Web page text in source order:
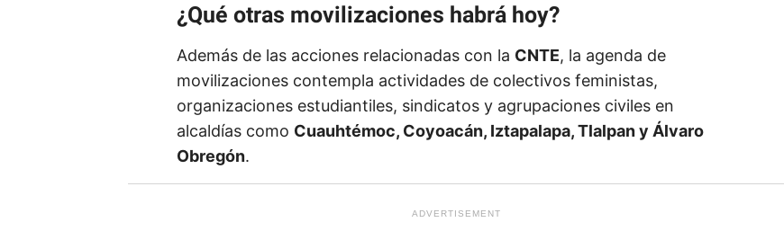
u
m
a
i
l
¿Qué otras movilizaciones habrá hoy?
Además de las acciones relacionadas con la CNTE, la agenda de
movilizaciones contempla actividades de colectivos feministas,
organizaciones estudiantiles, sindicatos y agrupaciones civiles en
alcaldías como Cuauhtémoc, Coyoacán, Iztapalapa, Tlalpan y Álvaro
Obregón.